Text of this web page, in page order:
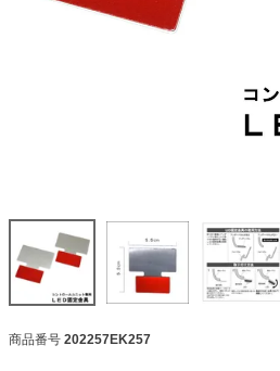
商品番号 202257EK257